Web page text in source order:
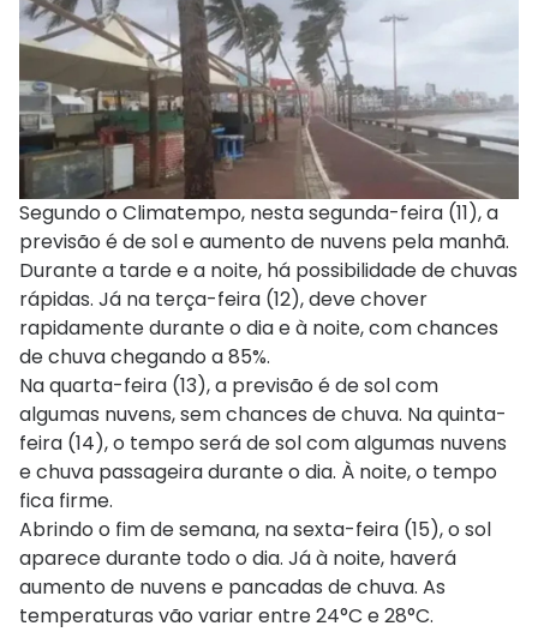
Segundo o Climatempo, nesta segunda-feira (11), a
previsão é de sol e aumento de nuvens pela manhã.
Durante a tarde e a noite, há possibilidade de chuvas
rápidas. Já na terça-feira (12), deve chover
rapidamente durante o dia e à noite, com chances
de chuva chegando a 85%.
Na quarta-feira (13), a previsão é de sol com
algumas nuvens, sem chances de chuva. Na quinta-
feira (14), o tempo será de sol com algumas nuvens
e chuva passageira durante o dia. À noite, o tempo
fica firme.
Abrindo o fim de semana, na sexta-feira (15), o sol
aparece durante todo o dia. Já à noite, haverá
aumento de nuvens e pancadas de chuva. As
temperaturas vão variar entre 24°C e 28°C.